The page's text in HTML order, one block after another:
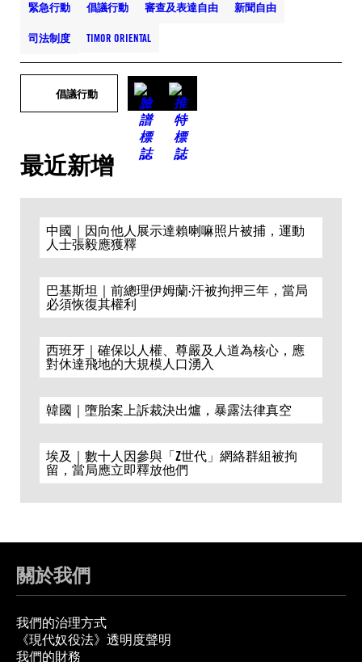
緊急行動 倡議行動 審查及表達自由 新聞自由
司法制度 TIMOR ORIENTAL
倡議行動
最近新增
中國｜因向他人展示達賴喇嘛照片被捕，運動
人士張毅應獲釋
巴基斯坦｜前總理伊姆蘭·汗被拘押三年，當局
必須恢復其權利
西班牙｜確保以人權、尊嚴及人道為核心，應
對休達飛地的大規模人口湧入
韓國｜墮胎案上訴裁決出爐，暴露法律真空
埃及｜數十人因參與「Z世代」網絡群組被拘
留，當局應立即釋放他們
關於我們
我們的治理方式
《現代奴役法》透明度聲明
我們的財務